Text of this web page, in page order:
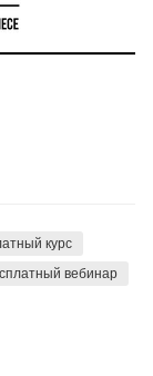
курс
вебинар